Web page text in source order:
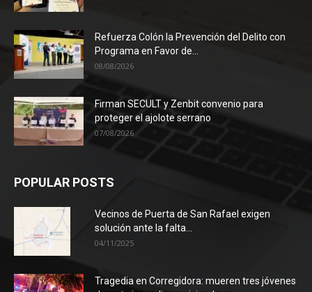
Refuerza Colón la Prevención del Delito con
Programa en Favor de...
08/08/2026
Firman SECULT y Zenbit convenio para
proteger el ajolote serrano
07/08/2026
POPULAR POSTS
Vecinos de Puerta de San Rafael exigen
solución ante la falta...
04/11/2025
Tragedia en Corregidora: mueren tres jóvenes